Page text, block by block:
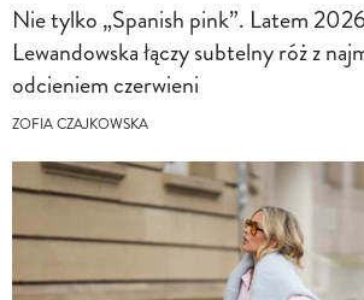
Nie tylko „Spanish pink”. Latem
Lewandowska łączy subtelny róż z
odcieniem czerwieni
ZOFIA CZAJKOWSKA